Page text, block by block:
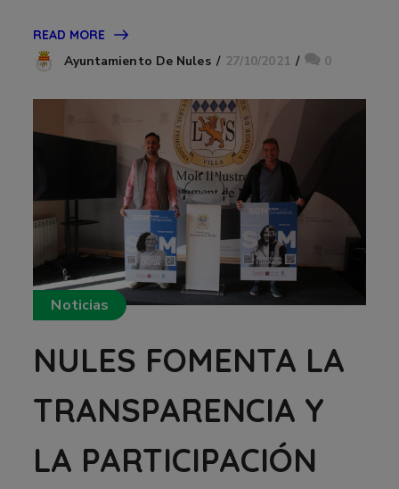
READ MORE
Ayuntamiento De Nules 27/10/2021 0
Noticias
NULES FOMENTA LA
TRANSPARENCIA Y
LA PARTICIPACIÓN